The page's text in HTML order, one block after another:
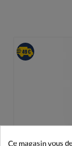
Ce magasin vous